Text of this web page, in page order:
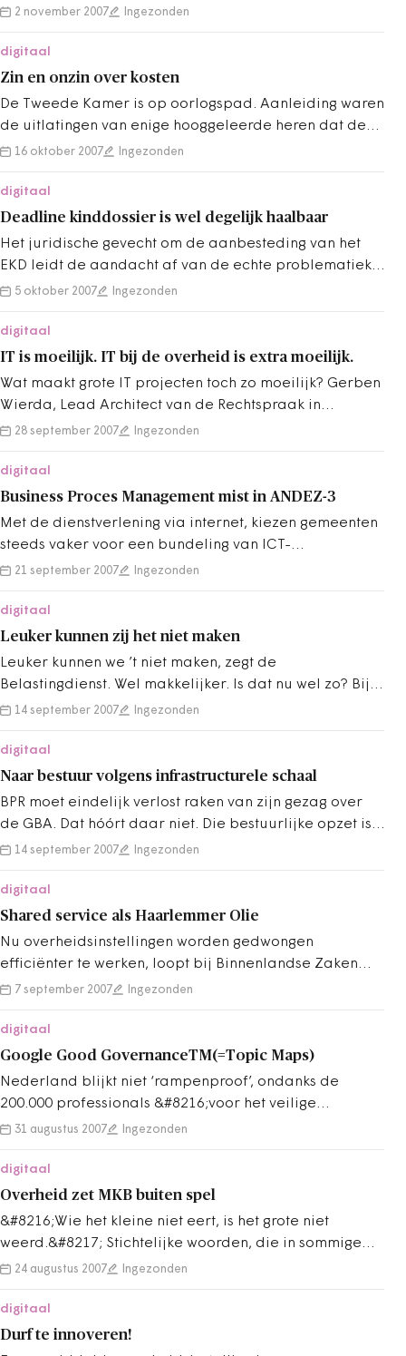
zijn. Het lijkt alsof er moet…
2 november 2007 Ingezonden
digitaal
Zin en onzin over kosten
De Tweede Kamer is op oorlogspad. Aanleiding waren
de uitlatingen van enige hooggeleerde heren dat de
overheid jaarlijks 5 miljard verspilt…
16 oktober 2007 Ingezonden
digitaal
Deadline kinddossier is wel degelijk haalbaar
Het juridische gevecht om de aanbesteding van het
EKD leidt de aandacht af van de echte problematiek,
namelijk de beperkte periode om dit…
5 oktober 2007 Ingezonden
digitaal
IT is moeilijk. IT bij de overheid is extra moeilijk.
Wat maakt grote IT projecten toch zo moeilijk? Gerben
Wierda, Lead Architect van de Rechtspraak in
Nederland, argumenteert dat het probleem…
28 september 2007 Ingezonden
digitaal
Business Proces Management mist in ANDEZ-3
Met de dienstverlening via internet, kiezen gemeenten
steeds vaker voor een bundeling van ICT-
functionaliteit in een…
21 september 2007 Ingezonden
digitaal
Leuker kunnen zij het niet maken
Leuker kunnen we ’t niet maken, zegt de
Belastingdienst. Wel makkelijker. Is dat nu wel zo? Bij
de invoering van de regels wordt veelal…
14 september 2007 Ingezonden
digitaal
Naar bestuur volgens infrastructurele schaal
BPR moet eindelijk verlost raken van zijn gezag over
de GBA. Dat hóórt daar niet. Die bestuurlijke opzet is
netzo stompzinnig als…
14 september 2007 Ingezonden
digitaal
Shared service als Haarlemmer Olie
Nu overheidsinstellingen worden gedwongen
efficiënter te werken, loopt bij Binnenlandse Zaken
opnieuw een discussie over gemeentelijke…
7 september 2007 Ingezonden
digitaal
Google Good GovernanceTM(=Topic Maps)
Nederland blijkt niet ‘rampenproof’, ondanks de
200.000 professionals &#8216;voor het veilige
gevoel&#8217;. Probleem komt deels…
31 augustus 2007 Ingezonden
digitaal
Overheid zet MKB buiten spel
&#8216;Wie het kleine niet eert, is het grote niet
weerd.&#8217; Stichtelijke woorden, die in sommige
ambtelijke kringen in de vergetelheid…
24 augustus 2007 Ingezonden
digitaal
Durf te innoveren!